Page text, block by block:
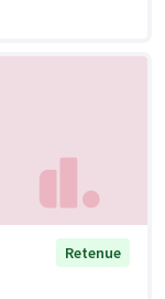
Retenue